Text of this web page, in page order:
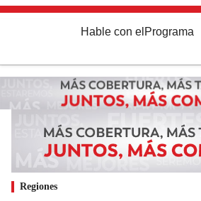
Hable con el Programa
Regiones